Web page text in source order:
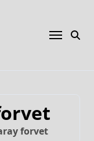
forvet